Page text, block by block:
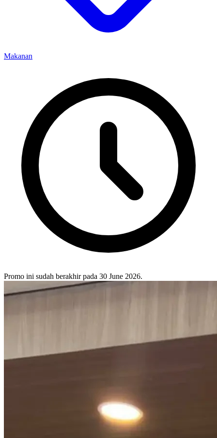
Makanan
Promo ini sudah berakhir pada 30 June 2026.